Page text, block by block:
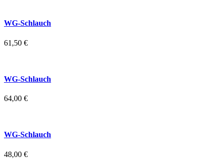
WG-Schlauch
61,50 €
WG-Schlauch
64,00 €
WG-Schlauch
48,00 €